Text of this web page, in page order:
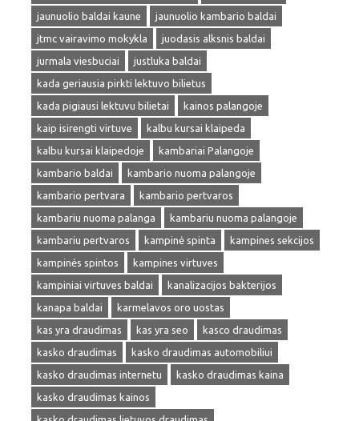
jaunuolio baldai kaune
jaunuolio kambario baldai
jtmc vairavimo mokykla
juodasis alksnis baldai
jurmala viesbuciai
justluka baldai
kada geriausia pirkti lektuvo bilietus
kada pigiausi lektuvu bilietai
kainos palangoje
kaip isirengti virtuve
kalbu kursai klaipeda
kalbu kursai klaipedoje
kambariai Palangoje
kambario baldai
kambario nuoma palangoje
kambario pertvara
kambario pertvaros
kambariu nuoma palanga
kambariu nuoma palangoje
kambariu pertvaros
kampinė spinta
kampines sekcijos
kampinės spintos
kampines virtuves
kampiniai virtuves baldai
kanalizacijos bakterijos
kanapa baldai
karmelavos oro uostas
kas yra draudimas
kas yra seo
kasco draudimas
kasko draudimas
kasko draudimas automobiliui
kasko draudimas internetu
kasko draudimas kaina
kasko draudimas kainos